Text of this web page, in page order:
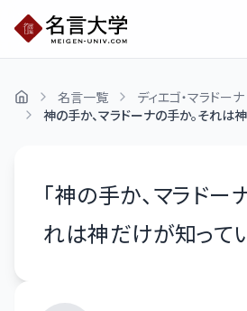
名言一覧
ディエゴ・マラドーナ
神の手か、マラドーナの手か。それは
「神の手か、マラドー
れは神だけが知って